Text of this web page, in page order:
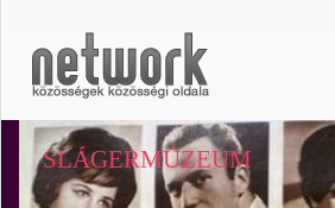
SLÁGERMÚZEUM